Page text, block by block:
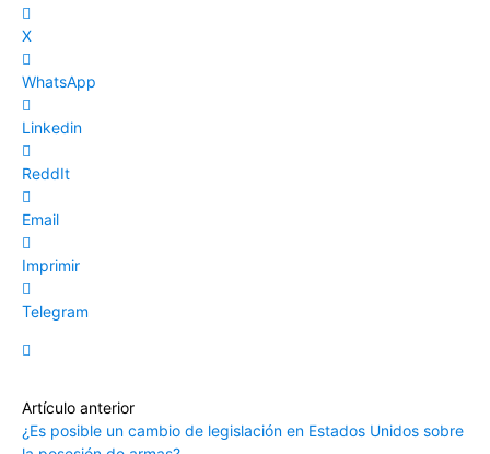
X
WhatsApp
Linkedin
ReddIt
Email
Imprimir
Telegram
Artículo anterior
¿Es posible un cambio de legislación en Estados Unidos sobre